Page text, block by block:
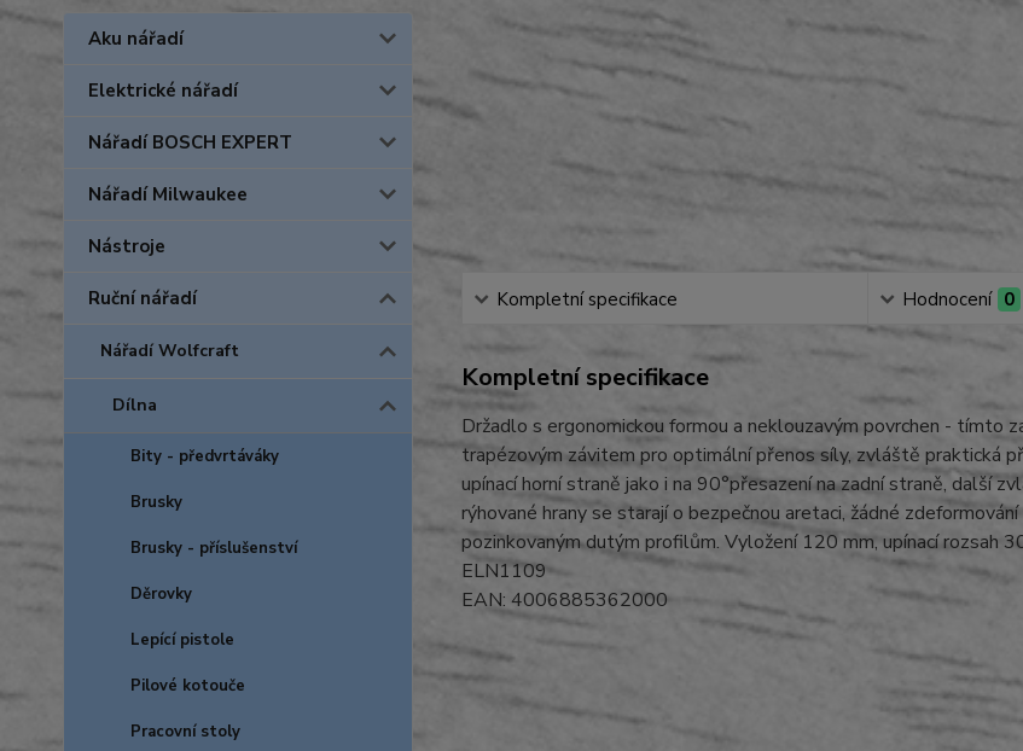
Aku nářadí
Elektrické nářadí
Nářadí BOSCH EXPERT
Nářadí Milwaukee
Nástroje
Ruční nářadí
Nářadí Wolfcraft
Dílna
Bity - předvrtáváky
Brusky
Brusky - příslušenství
Děrovky
Lepící pistole
Pilové kotouče
Pracovní stoly
Kompletní specifikace Hodnocení 0
Kompletní specifikace
Držadlo s ergonomickou formou a neklouzavým povrchen - tímto
trapézovým závitem pro optimální přenos síly, zvláště praktická
upínací horní straně jako i na 90°přesazení na zadní straně, další
rýhované hrany se starají o bezpečnou aretaci, žádné
pozinkovaným dutým profilům. Vyložení 120 mm, upínací rozsah
ELN1109
EAN: 4006885362000